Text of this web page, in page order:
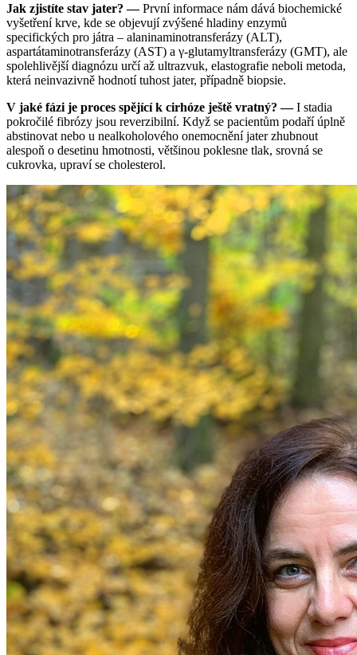
Jak zjistíte stav jater? —První informace nám dává biochemické
vyšetření krve, kde se objevují zvýšené hladiny enzymů
specifických pro játra – alaninaminotransferázy (ALT),
aspartátaminotransferázy (AST) a γ-glutamyltransferázy (GMT), ale
spolehlivější diagnózu určí až ultrazvuk, elastografie neboli metoda,
která neinvazivně hodnotí tuhost jater, případně biopsie.
V jaké fázi je proces spějící k cirhóze ještě vratný? —I stadia
pokročilé fibrózy jsou reverzibilní. Když se pacientům podaří úplně
abstinovat nebo u nealkoholového onemocnění jater zhubnout
alespoň o desetinu hmotnosti, většinou poklesne tlak, srovná se
cukrovka, upraví se cholesterol.